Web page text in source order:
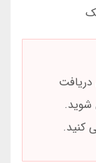
شوید.
کنید.